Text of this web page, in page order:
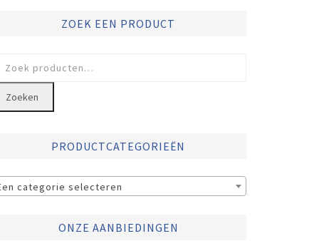
ZOEK EEN PRODUCT
Zoeken
PRODUCTCATEGORIEËN
categorie selecteren
ONZE AANBIEDINGEN